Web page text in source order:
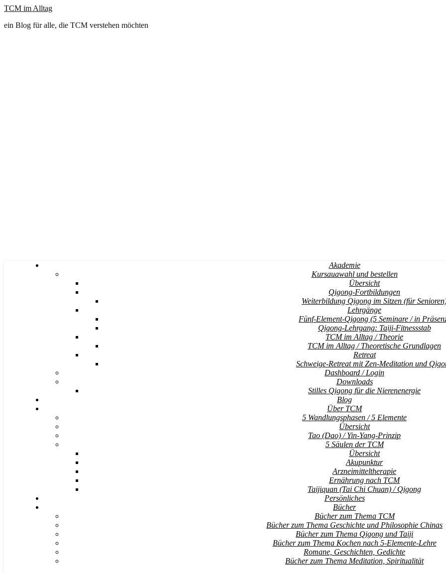
TCM im Alltag
ein Blog für alle, die TCM verstehen möchten
Akademie
Kursauawahl und bestellen
Übersicht
Qigong-Fortbildungen
Weiterbildung Qigong im Sitzen (für
Lehrgänge
Fünf-Element-Qigong (5 Seminare / in
Qigong-Lehrgang: Taiji-Fitnessstab
TCM im Alltag / Theorie
TCM im Alltag / Theoretische Grundlagen
Retreat
Schweige-Retreat mit Zen-Meditation und
Dashboard / Login
Downloads
Stilles Qigong für die Nierenenergie
Blog
Über TCM
5 Wandlungsphasen / 5 Elemente
Übersicht
Tao (Dao) / Yin-Yang-Prinzip
5 Säulen der TCM
Übersicht
Akupunktur
Arzneimitteltherapie
Ernährung nach TCM
Taijiquan (Tai Chi Chuan) / Qigong
Persönliches
Bücher
Bücher zum Thema TCM
Bücher zum Thema Geschichte und Philosophie Chinas
Bücher zum Thema Qigong und Taiji
Bücher zum Thema Kochen nach 5-Elemente-Lehre
Romane, Geschichten, Gedichte
Bücher zum Thema Meditation, Spiritualität